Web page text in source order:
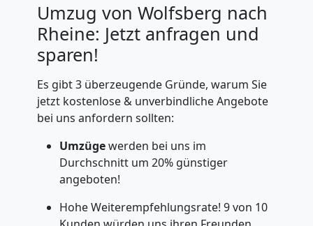
Umzug von Wolfsberg nach
Rheine: Jetzt anfragen und
sparen!
Es gibt 3 überzeugende Gründe, warum Sie
jetzt kostenlose & unverbindliche Angebote
bei uns anfordern sollten:
Umzügewerden bei uns im
Durchschnitt um 20% günstiger
angeboten!
Hohe Weiterempfehlungsrate! 9 von 10